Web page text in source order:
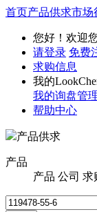
首页产品供求市场
您好！欢迎
请登录 免费
求购信息
我的
我的询盘管
帮助中心
产品供求
产品
产品 公司 求